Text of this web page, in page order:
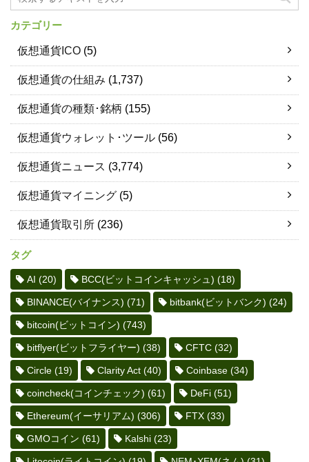
カテゴリー
仮想通貨ICO (5)
仮想通貨の仕組み (1,737)
仮想通貨の種類･銘柄 (155)
仮想通貨ウォレット･ツール (56)
仮想通貨ニュース (3,774)
仮想通貨マイニング (5)
仮想通貨取引所 (236)
タグ
AI (20) BCC(ビットコインキャッシュ) (18)
BINANCE(バイナンス) (71) bitbank(ビットバンク) (24)
bitcoin(ビットコイン) (743)
bitflyer(ビットフライヤー) (38) CFTC (32)
Circle (19) Clarity Act (40) Coinbase (34)
coincheck(コインチェック) (61) DeFi (51)
Ethereum(イーサリアム) (306) FTX (33)
GMOコイン (61) Kalshi (23)